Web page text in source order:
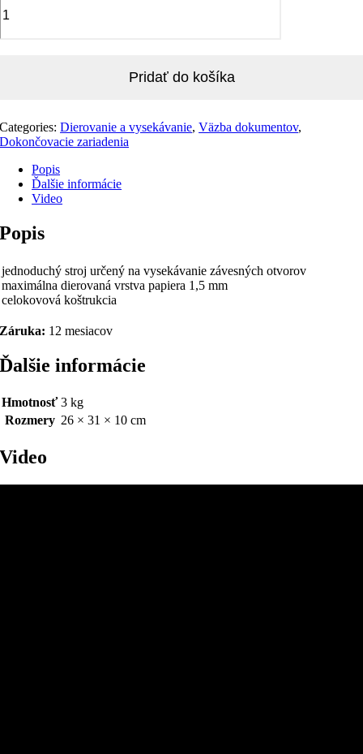
Pridať do košíka
Categories:Dierovanie a vysekávanie,Väzba dokumentov,
Dokončovacie zariadenia
Popis
Ďalšie informácie
Video
Popis
jednoduchý stroj určený na vysekávanie závesných otvorov
maximálna dierovaná vrstva papiera 1,5 mm
celokovová koštrukcia
Záruka: 12 mesiacov
Ďalšie informácie
Hmotnosť 3 kg
Rozmery 26 × 31 × 10 cm
Video